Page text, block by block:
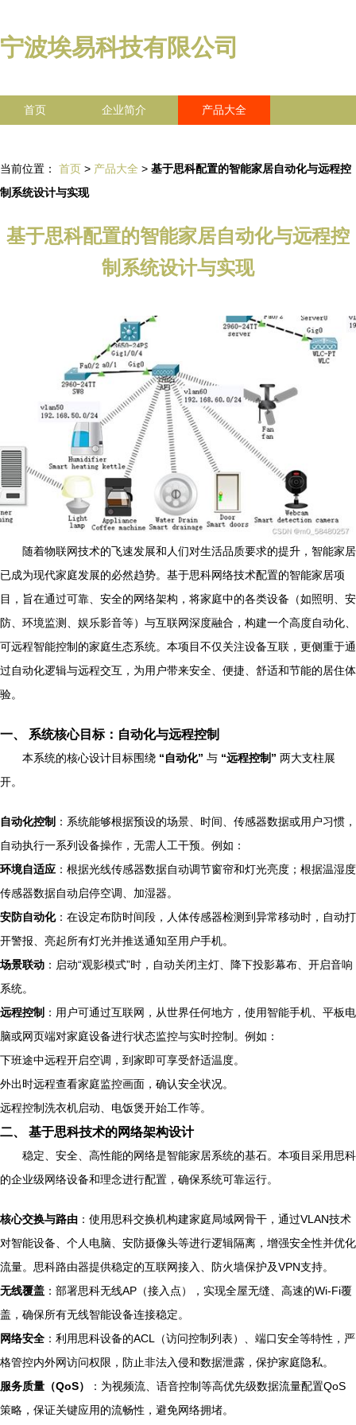
宁波埃易科技有限公司
首页 企业简介 产品大全
当前位置： 首页 > 产品大全 > 基于思科配置的智能家居自动化与远程控
制系统设计与实现
基于思科配置的智能家居自动化与远程控
制系统设计与实现
随着物联网技术的飞速发展和人们对生活品质要求的提升，智能家居
已成为现代家庭发展的必然趋势。基于思科网络技术配置的智能家居项
目，旨在通过可靠、安全的网络架构，将家庭中的各类设备（如照明、安
防、环境监测、娱乐影音等）与互联网深度融合，构建一个高度自动化、
可远程智能控制的家庭生态系统。本项目不仅关注设备互联，更侧重于通
过自动化逻辑与远程交互，为用户带来安全、便捷、舒适和节能的居住体
验。
一、 系统核心目标：自动化与远程控制
本系统的核心设计目标围绕 “自动化” 与 “远程控制” 两大支柱展
开。
自动化控制 ：系统能够根据预设的场景、时间、传感器数据或用户习惯，
自动执行一系列设备操作，无需人工干预。例如：
环境自适应 ：根据光线传感器数据自动调节窗帘和灯光亮度；根据温湿度
传感器数据自动启停空调、加湿器。
安防自动化：在设定布防时间段，人体传感器检测到异常移动时，自动打
开警报、亮起所有灯光并推送通知至用户手机。
场景联动 ：启动“观影模式”时，自动关闭主灯、降下投影幕布、开启音响
系统。
远程控制 ：用户可通过互联网，从世界任何地方，使用智能手机、平板电
脑或网页端对家庭设备进行状态监控与实时控制。例如：
下班途中远程开启空调，到家即可享受舒适温度。
外出时远程查看家庭监控画面，确认安全状况。
远程控制洗衣机启动、电饭煲开始工作等。
二、 基于思科技术的网络架构设计
稳定、安全、高性能的网络是智能家居系统的基石。本项目采用思科
的企业级网络设备和理念进行配置，确保系统可靠运行。
核心交换与路由 ：使用思科交换机构建家庭局域网骨干，通过VLAN技术
对智能设备、个人电脑、安防摄像头等进行逻辑隔离，增强安全性并优化
流量。思科路由器提供稳定的互联网接入、防火墙保护及VPN支持。
无线覆盖 ：部署思科无线AP（接入点），实现全屋无缝、高速的Wi-Fi覆
盖，确保所有无线智能设备连接稳定。
网络安全 ：利用思科设备的ACL（访问控制列表）、端口安全等特性，严
格管控内外网访问权限，防止非法入侵和数据泄露，保护家庭隐私。
服务质量（QoS）
：为视频流、语音控制等高优先级数据流量配置QoS
策略，保证关键应用的流畅性，避免网络拥堵。